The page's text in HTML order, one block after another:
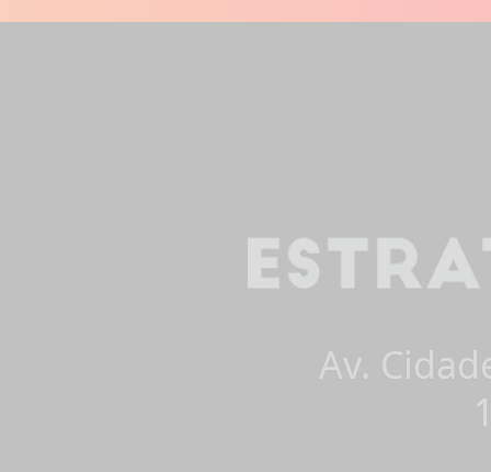
Av.